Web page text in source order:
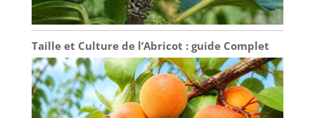
Taille et Culture de l’Abricot : guide Complet